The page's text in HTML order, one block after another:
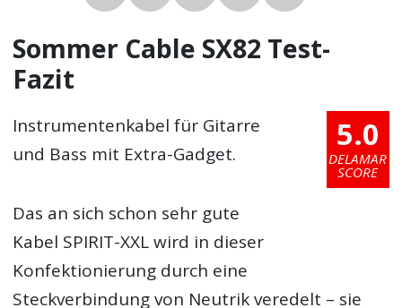
Sommer Cable SX82 Test-
Fazit
5.0
DELAMAR
SCORE
Instrumentenkabel für Gitarre
und Bass mit Extra-Gadget.
Das an sich schon sehr gute
Kabel SPIRIT-XXL wird in dieser
Konfektionierung durch eine
Steckverbindung von Neutrik veredelt – sie